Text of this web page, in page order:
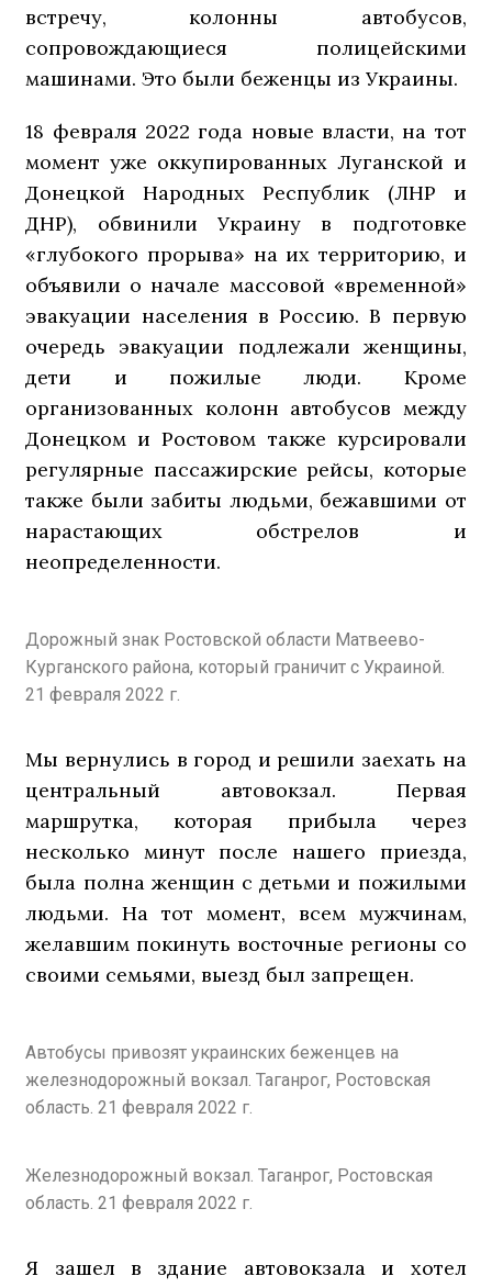
встречу, колонны автобусов,
сопровождающиеся полицейскими
машинами. Это были беженцы из Украины.
18 февраля 2022 года новые власти, на тот
момент уже оккупированных Луганской и
Донецкой Народных Республик (ЛНР и
ДНР), обвинили Украину в подготовке
«глубокого прорыва» на их территорию, и
объявили о начале массовой «временной»
эвакуации населения в Россию. В первую
очередь эвакуации подлежали женщины,
дети и пожилые люди. Кроме
организованных колонн автобусов между
Донецком и Ростовом также курсировали
регулярные пассажирские рейсы, которые
также были забиты людьми, бежавшими от
нарастающих обстрелов и
неопределенности.
Дорожный знак Ростовской области Матвеево-
Курганского района, который граничит с Украиной.
21 февраля 2022 г.
Мы вернулись в город и решили заехать на
центральный автовокзал. Первая
маршрутка, которая прибыла через
несколько минут после нашего приезда,
была полна женщин с детьми и пожилыми
людьми. На тот момент, всем мужчинам,
желавшим покинуть восточные регионы со
своими семьями, выезд был запрещен.
Автобусы привозят украинских беженцев на
железнодорожный вокзал. Таганрог, Ростовская
область. 21 февраля 2022 г.
Железнодорожный вокзал. Таганрог, Ростовская
область. 21 февраля 2022 г.
Я зашел в здание автовокзала и хотел